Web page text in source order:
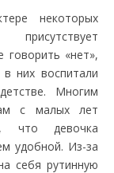
некоторых
говорить «нет»,
них воспитали
Многим
с малых лет
что девочка
удобной. Из-за
себя рутинную